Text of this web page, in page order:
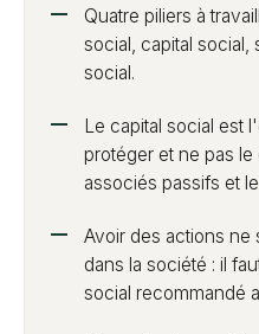
Quatre piliers à
social, capital social,
social.
Le capital social est
protéger et ne pas
associés passifs et
Avoir des actions ne
dans la société : il
social recommandé